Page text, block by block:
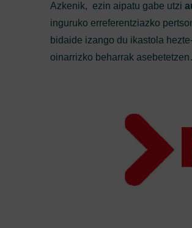
Azkenik, ezin aipatu gabe utzi
inguruko erreferentziazko
bidaide izango du ikastola
oinarrizko beharrak